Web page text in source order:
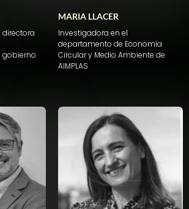
directora
gobierno
MARIA LLACER
Investigadora en el
departamento de Economía
Circular y Medio Ambiente de
AIMPLAS